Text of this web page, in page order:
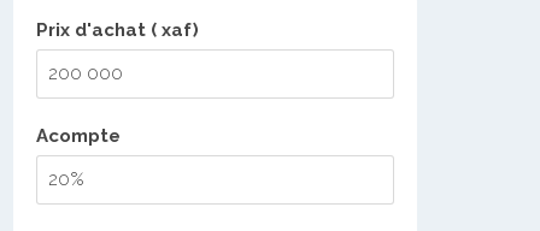
Prix d'achat ( xaf)
Acompte